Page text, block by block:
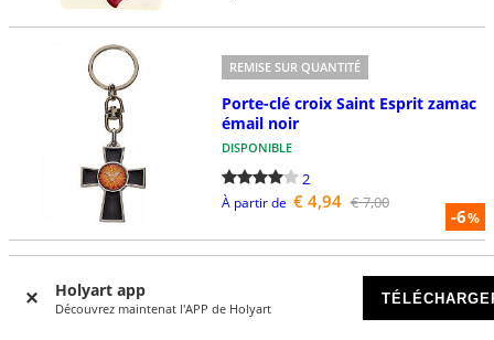
Holyart app
Découvrez maintenat l'APP de Holyart
-6%
REMISE SUR QUANTITÉ
Porte-clé croix Saint Esprit zamac
émail noir
DISPONIBLE
2
À partir de € 4,94 € 7,00
Sachet satin gris 10x8 cm petit